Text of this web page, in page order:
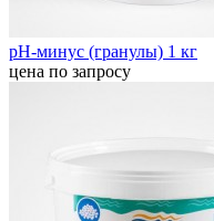
pH-минус (гранулы) 1 кг
цена по запросу